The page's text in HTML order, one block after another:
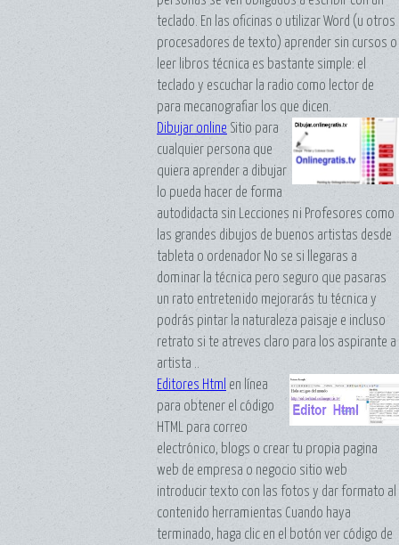
teclado. En las oficinas o utilizar Word (u otros
procesadores de texto) aprender sin cursos o
leer libros técnica es bastante simple: el
teclado y escuchar la radio como lector de
para mecanografiar los que dicen.
Dibujar online Sitio para
cualquier persona que
quiera aprender a dibujar
lo pueda hacer de forma
autodidacta sin Lecciones ni Profesores como
las grandes dibujos de buenos artistas desde
tableta o ordenador No se si llegaras a
dominar la técnica pero seguro que pasaras
un rato entretenido mejorarás tu técnica y
podrás pintar la naturaleza paisaje e incluso
retrato si te atreves claro para los aspirante a
artista ..
Editores Html en línea
para obtener el código
HTML para correo
electrónico, blogs o crear tu propia pagina
web de empresa o negocio sitio web
introducir texto con las fotos y dar formato al
contenido herramientas Cuando haya
terminado, haga clic en el botón ver código de